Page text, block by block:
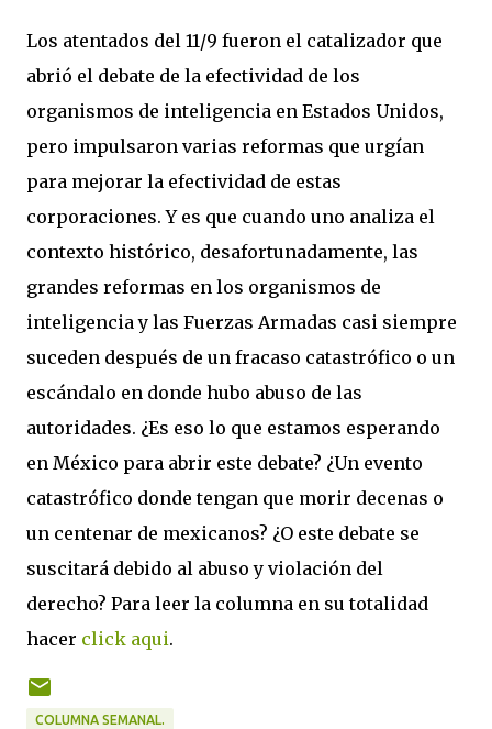
Los atentados del 11/9 fueron el catalizador que
abrió el debate de la efectividad de los
organismos de inteligencia en Estados Unidos,
pero impulsaron varias reformas que urgían
para mejorar la efectividad de estas
corporaciones. Y es que cuando uno analiza el
contexto histórico, desafortunadamente, las
grandes reformas en los organismos de
inteligencia y las Fuerzas Armadas casi siempre
suceden después de un fracaso catastrófico o un
escándalo en donde hubo abuso de las
autoridades. ¿Es eso lo que estamos esperando
en México para abrir este debate? ¿Un evento
catastrófico donde tengan que morir decenas o
un centenar de mexicanos? ¿O este debate se
suscitará debido al abuso y violación del
derecho? Para leer la columna en su totalidad
hacer click aqui.
COLUMNA SEMANAL.